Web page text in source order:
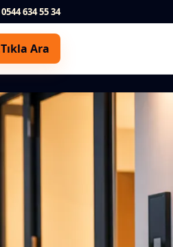
0544 634 55 34
Tıkla Ara